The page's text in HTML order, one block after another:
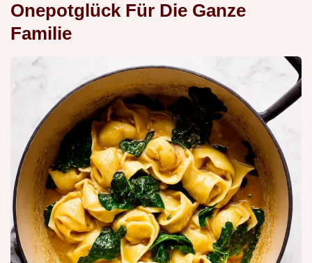
Onepotglück Für Die Ganze
Familie